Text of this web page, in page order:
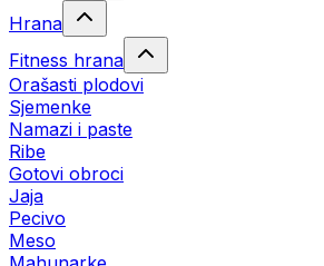
Hrana
Fitness hrana
Orašasti plodovi
Sjemenke
Namazi i paste
Ribe
Gotovi obroci
Jaja
Pecivo
Meso